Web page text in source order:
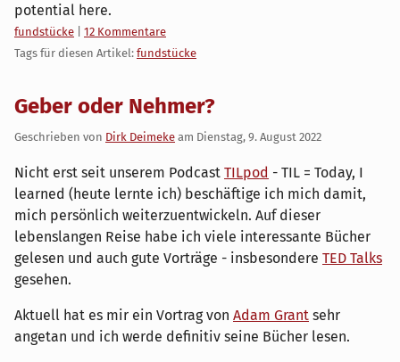
potential here.
Kategorien:
fundstücke
12 Kommentare
Tags für diesen Artikel: fundstücke
Geber oder Nehmer?
Geschrieben von Dirk Deimeke am Dienstag, 9. August 2022
Nicht erst seit unserem Podcast TILpod - TIL = Today, I
learned (heute lernte ich) beschäftige ich mich damit,
mich persönlich weiterzuentwickeln. Auf dieser
lebenslangen Reise habe ich viele interessante Bücher
gelesen und auch gute Vorträge - insbesondere TED Talks
gesehen.
Aktuell hat es mir ein Vortrag von Adam Grant sehr
angetan und ich werde definitiv seine Bücher lesen.